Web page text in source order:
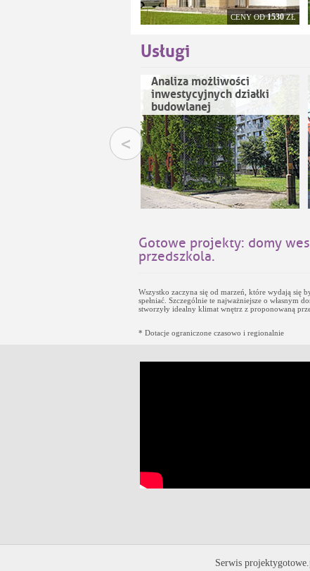
CENY OD1530ZŁ
Usługi
Analiza możliwości
inwestycyjnych działki
budowlanej
<
Gotowe projekty: domy
przedszkola.
Wszystko zaczyna się od marzeń, które wydają się
spełniać. Szczególnie te najważniejsze o
stworzyły idealny klimat wnętrz z proponowaną
* Dotacje ograniczone czasowo i regionalnie
Serwis